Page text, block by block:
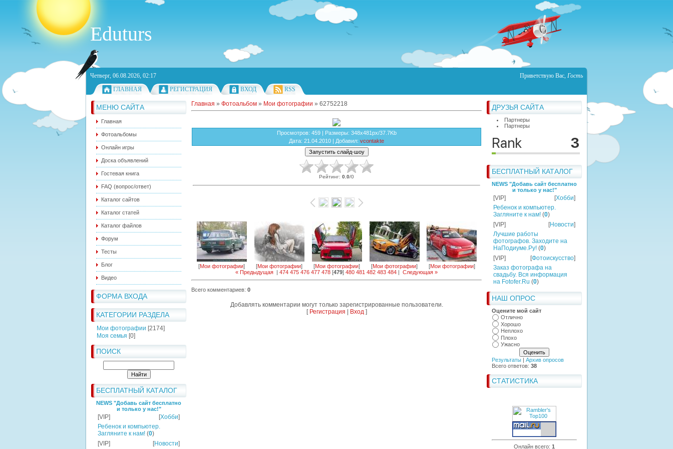
Eduturs
Четверг, 06.08.2026, 02:17 Приветствую Вас, Гость
ГЛАВНАЯ
РЕГИСТРАЦИЯ ВХОД RSS
МЕНЮ САЙТА
Главная
Фотоальбомы
Онлайн игры
Доска объявлений
Гостевая книга
FAQ (вопрос/ответ)
Каталог сайтов
Каталог статей
Каталог файлов
Форум
Тесты
Блог
Видео
ФОРМА ВХОДА
КАТЕГОРИИ РАЗДЕЛА
Мои фотографии [2174]
Моя семья [0]
ПОИСК
БЕСПЛАТНЫЙ КАТАЛОГ
NEWS "Добавь сайт бесплатно
и только у нас!"
[VIP] [Хобби]
Ребенок и компьютер.
Загляните к нам! (0)
[VIP]
[Новости]
ДРУЗЬЯ САЙТА
Партнеры
Партнеры
БЕСПЛАТНЫЙ КАТАЛОГ
NEWS "Добавь сайт бесплатно
и только у нас!"
[VIP] [Хобби]
Ребенок и компьютер.
Загляните к нам! (0)
[VIP]
[Новости]
Лучшие работы
фотографов. Заходите на
НаПодиуме.Ру! (0)
[VIP]
[Фотоискусство]
Заказ фотографа на
свадьбу. Вся информация
на Fotofer.Ru (0)
НАШ ОПРОС
Оцените мой сайт
Отлично
Хорошо
Неплохо
Плохо
Ужасно
Результаты | Архив опросов
Всего ответов: 38
СТАТИСТИКА
Онлайн всего: 1
Главная » Фотоальбом » Мои фотографии » 62752218
Просмотров: 459 | Размеры: 348x481px/37.7Kb
Дата: 21.04.2010 | Добавил: vcontakte
Рейтинг: 0.0/0
[Мои фотографии] [Мои фотографии] [Мои фотографии] [Мои фотографии] [Мои фотографии]
« Предыдущая | 474 475 476 477 478 [479] 480 481 482 483 484 | Следующая »
Всего комментариев: 0
Добавлять комментарии могут только зарегистрированные пользователи.
[ Регистрация Вход]